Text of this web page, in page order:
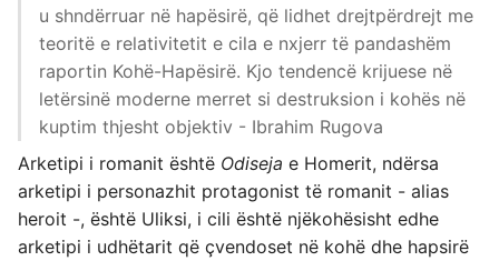
u shndërruar në hapësirë, që lidhet drejtpërdrejt me
teoritë e relativitetit e cila e nxjerr të pandashëm
raportin Kohë-Hapësirë. Kjo tendencë krijuese në
letërsinë moderne merret si destruksion i kohës në
kuptim thjesht objektiv - Ibrahim Rugova
Arketipi i romanit është Odiseja e Homerit, ndërsa
arketipi i personazhit protagonist të romanit - alias
heroit -, është Uliksi, i cili është njëkohësisht edhe
arketipi i udhëtarit që çvendoset në kohë dhe hapsirë